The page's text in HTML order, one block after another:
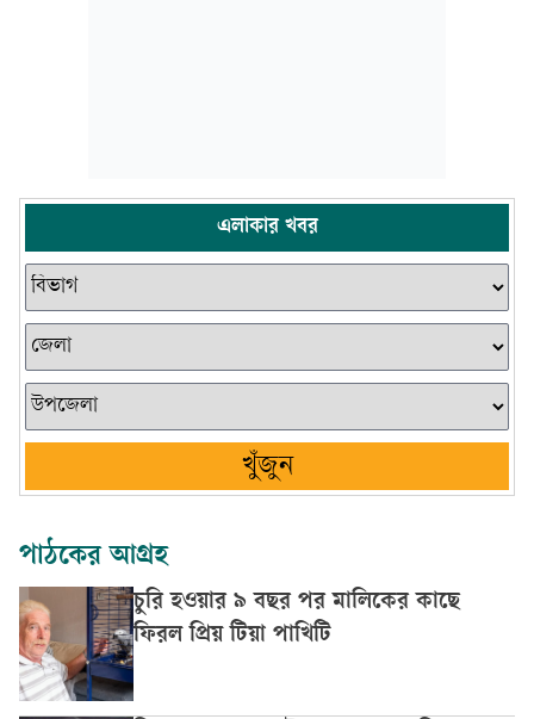
এলাকার খবর
খুঁজুন
পাঠকের আগ্রহ
চুরি হওয়ার ৯ বছর পর মালিকের কাছে
ফিরল প্রিয় টিয়া পাখিটি